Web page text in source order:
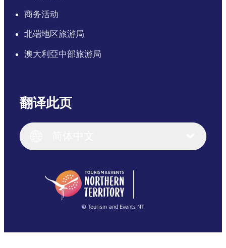
商务活动
北端地区旅游局
澳大利亞中部旅游局
翻译此页
English
English (US)
English
(Singapore)
Français
繁體中文
© Tourism and Events NT